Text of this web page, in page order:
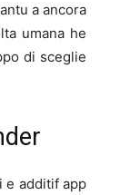
a ancora
umana he
di sceglie
e additif app